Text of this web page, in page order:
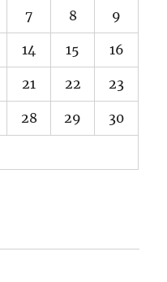
7 8 9
14 15 16
21 22 23
28 29 30